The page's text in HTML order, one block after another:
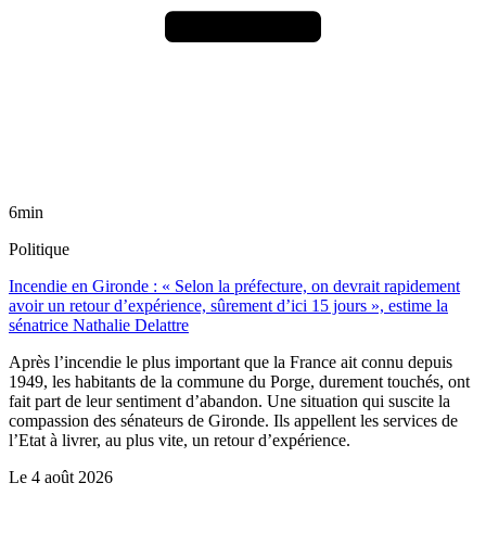
6min
Politique
Incendie en Gironde : « Selon la préfecture, on devrait rapidement
avoir un retour d’expérience, sûrement d’ici 15 jours », estime la
sénatrice Nathalie Delattre
Après l’incendie le plus important que la France ait connu depuis
1949, les habitants de la commune du Porge, durement touchés, ont
fait part de leur sentiment d’abandon. Une situation qui suscite la
compassion des sénateurs de Gironde. Ils appellent les services de
l’Etat à livrer, au plus vite, un retour d’expérience.
Le 4 août 2026